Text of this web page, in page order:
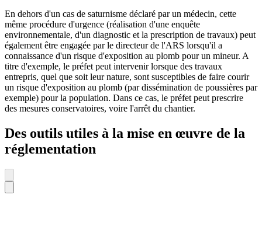
En dehors d'un cas de saturnisme déclaré par un médecin, cette
même procédure d'urgence (réalisation d'une enquête
environnementale, d'un diagnostic et la prescription de travaux) peut
également être engagée par le directeur de l'ARS lorsqu'il a
connaissance d'un risque d'exposition au plomb pour un mineur. A
titre d'exemple, le préfet peut intervenir lorsque des travaux
entrepris, quel que soit leur nature, sont susceptibles de faire courir
un risque d'exposition au plomb (par dissémination de poussières par
exemple) pour la population. Dans ce cas, le préfet peut prescrire
des mesures conservatoires, voire l'arrêt du chantier.
Des outils utiles à la mise en œuvre de la
réglementation